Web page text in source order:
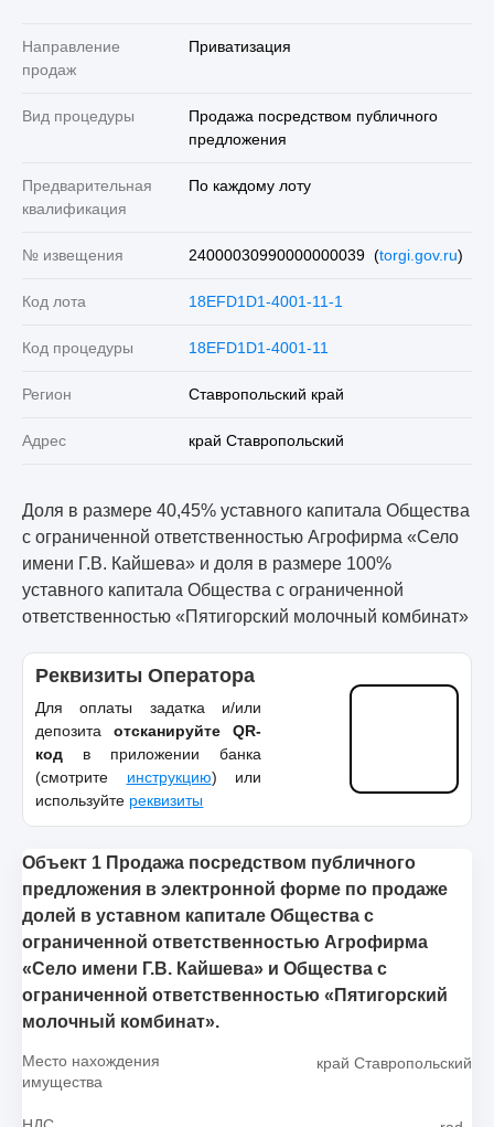
Направление
продаж
Приватизация
Вид процедуры
Продажа посредством публичного
предложения
Предварительная
квалификация
По каждому лоту
№ извещения 24000030990000000039 (torgi.gov.ru)
Код лота 18EFD1D1-4001-11-1
Код процедуры 18EFD1D1-4001-11
Регион Ставропольский край
Адрес край Ставропольский
Доля в размере 40,45% уставного капитала Общества
с ограниченной ответственностью Агрофирма «Село
имени Г.В. Кайшева» и доля в размере 100%
уставного капитала Общества с ограниченной
ответственностью «Пятигорский молочный комбинат»
Реквизиты Оператора
Для оплаты задатка и/или
депозита отсканируйте QR-
код в приложении банка
(смотрите инструкцию) или
используйте реквизиты
Объект 1 Продажа посредством публичного
предложения в электронной форме по продаже
долей в уставном капитале Общества с
ограниченной ответственностью Агрофирма
«Село имени Г.В. Кайшева» и Общества с
ограниченной ответственностью «Пятигорский
молочный комбинат».
Место нахождения
имущества
край Ставропольский